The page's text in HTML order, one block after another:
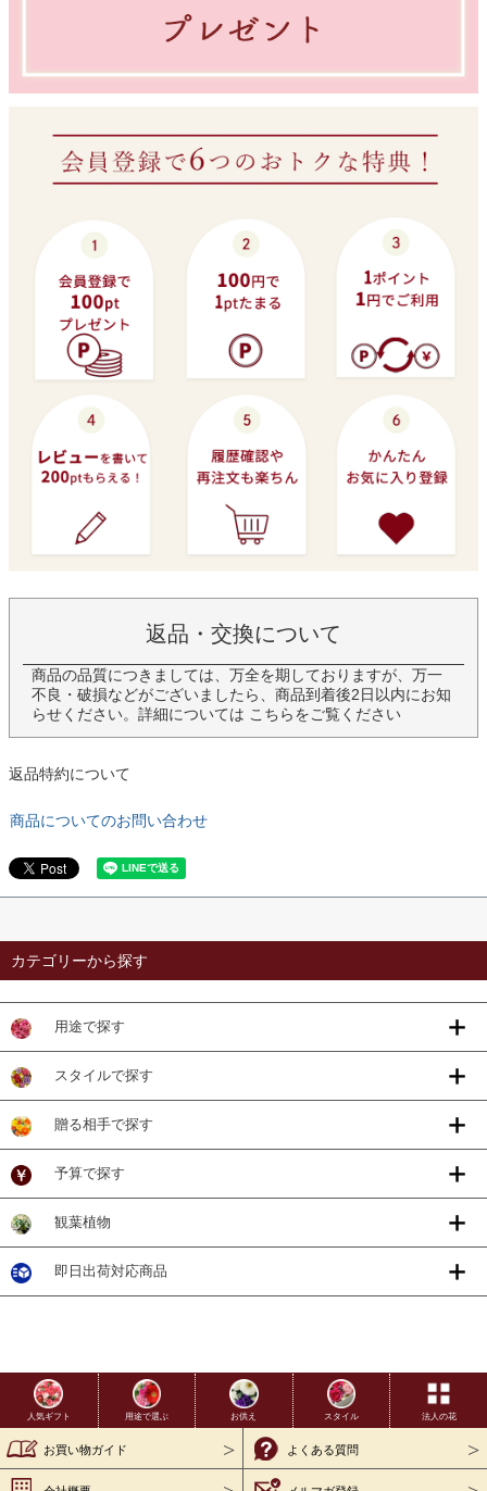
返品・交換について
商品の品質につきましては、万全を期しておりますが、万一
不良・破損などがございましたら、商品到着後2日以内にお知
らせください。詳細については こちらをご覧ください
返品特約について
商品についてのお問い合わせ
カテゴリーから探す
用途で探す
スタイルで探す
贈る相手で探す
予算で探す
観葉植物
即日出荷対応商品
人気ギフト 用途で選ぶ お供え スタイル 法人の花
お買い物ガイド よくある質問